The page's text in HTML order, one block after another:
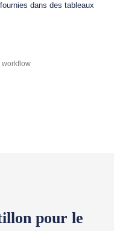
dans des tableaux
pour le